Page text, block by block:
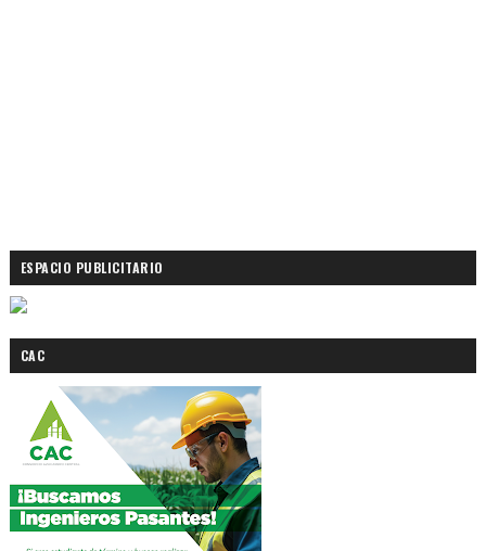
ESPACIO PUBLICITARIO
CAC